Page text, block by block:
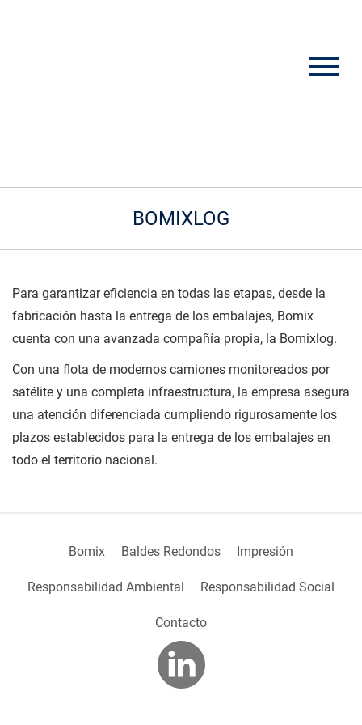
BOMIXLOG
Para garantizar eficiencia en todas las etapas, desde la
fabricación hasta la entrega de los embalajes, Bomix
cuenta con una avanzada compañía propia, la Bomixlog.
Con una flota de modernos camiones monitoreados por
satélite y una completa infraestructura, la empresa asegura
una atención diferenciada cumpliendo rigurosamente los
plazos establecidos para la entrega de los embalajes en
todo el territorio nacional.
Bomix Baldes Redondos Impresión
Responsabilidad Ambiental Responsabilidad Social
Contacto